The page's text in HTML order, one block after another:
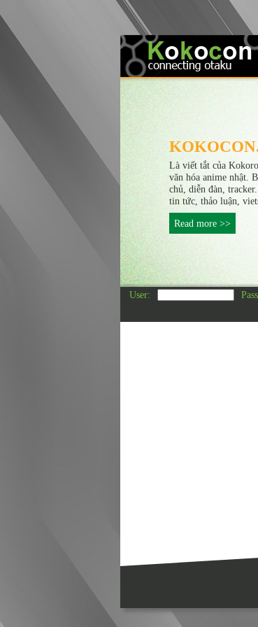
Là viết tắt của
văn hóa anime nhật.
chủ, diễn đàn,
tin tức, thảo luận,
Read more >>
User: